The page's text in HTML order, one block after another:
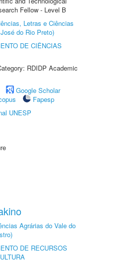
Fellow - Level B
Letras e Ciências
do Rio Preto)
DE CIÊNCIAS
RDIDP Academic
Google Scholar
Fapesp
UNESP
Agrárias do Vale do
DE RECURSOS